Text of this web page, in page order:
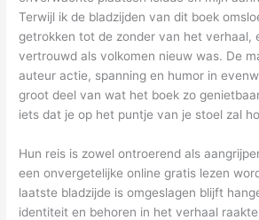
Terwijl ik de bladzijden van dit boek
getrokken tot de zonder van het verhaal,
vertrouwd als volkomen nieuw was. De
auteur actie, spanning en humor in
groot deel van wat het boek zo
iets dat je op het puntje van je stoel zal
Hun reis is zowel ontroerend als
een onvergetelijke online gratis lezen
laatste bladzijde is omgeslagen blijft
identiteit en behoren in het verhaal